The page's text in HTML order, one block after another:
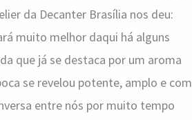
da Decanter Brasília nos deu:
muito melhor daqui há alguns
que já se destaca por um aroma
se revelou potente, amplo e com
entre nós por muito tempo